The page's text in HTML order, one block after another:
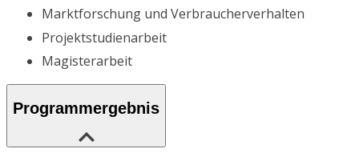
Marktforschung und Verbraucherverhalten
Projektstudienarbeit
Magisterarbeit
Programmergebnis